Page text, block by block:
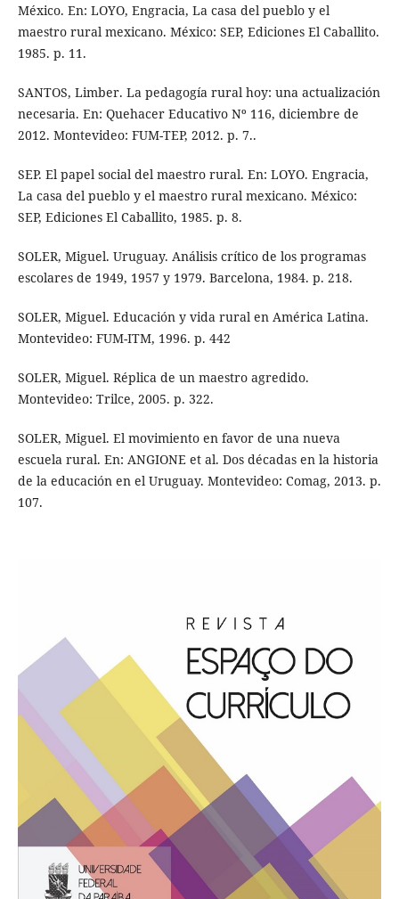
México. En: LOYO, Engracia, La casa del pueblo y el
maestro rural mexicano. México: SEP, Ediciones El Caballito.
1985. p. 11.
SANTOS, Limber. La pedagogía rural hoy: una actualización
necesaria. En: Quehacer Educativo Nº 116, diciembre de
2012. Montevideo: FUM-TEP, 2012. p. 7..
SEP. El papel social del maestro rural. En: LOYO. Engracia,
La casa del pueblo y el maestro rural mexicano. México:
SEP, Ediciones El Caballito, 1985. p. 8.
SOLER, Miguel. Uruguay. Análisis crítico de los programas
escolares de 1949, 1957 y 1979. Barcelona, 1984. p. 218.
SOLER, Miguel. Educación y vida rural en América Latina.
Montevideo: FUM-ITM, 1996. p. 442
SOLER, Miguel. Réplica de un maestro agredido.
Montevideo: Trilce, 2005. p. 322.
SOLER, Miguel. El movimiento en favor de una nueva
escuela rural. En: ANGIONE et al. Dos décadas en la historia
de la educación en el Uruguay. Montevideo: Comag, 2013. p.
107.